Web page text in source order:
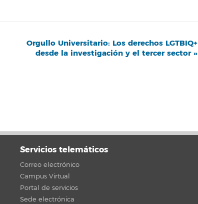
Orgullo Universitario: Los derechos LGTBIQ+
desde la investigación y el tercer sector »
Servicios telemáticos
Correo electrónico
Campus Virtual
Portal de servicios
Sede electrónica